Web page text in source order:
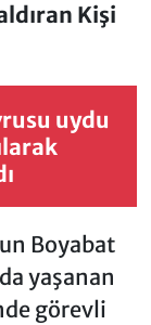
Kişi
uydu
Boyabat
yaşanan
görevli